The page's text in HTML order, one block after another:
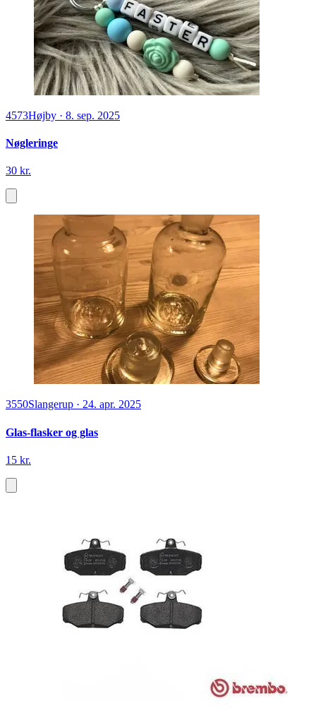
4573Højby · 8. sep. 2025
Nøgleringe
30 kr.
3550Slangerup · 24. apr. 2025
Glas-flasker og glas
15 kr.